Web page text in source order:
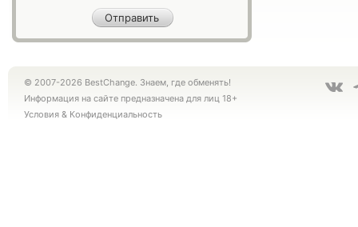
© 2007-2026 BestChange. Знаем, где обменять!
Информация на сайте предназначена для лиц 18+
Условия & Конфиденциальность